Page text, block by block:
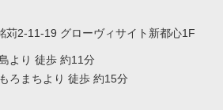
苅2-11-19 グローヴィサイト新都心1F
より 徒歩 約11分
ろまちより 徒歩 約15分